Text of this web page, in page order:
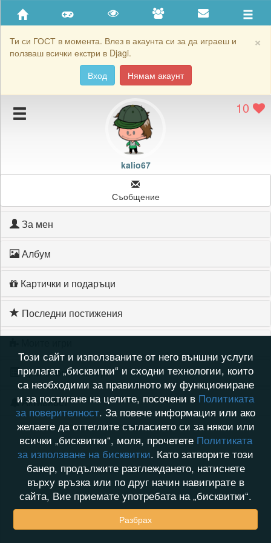
×
Ти си ГОСТ в момента. Влез в акаунта си за да играеш и
ползваш всички екстри в Djagi.
Вход
Нямам акаунт
Приятели
Хронология на игри
Подаръците на kalio67 10
kalio67
Съобщение
За мен
Албум
Картички и подаръци
Последни постижения
Хронология на игри
Активност
Този сайт и използваните от него външни услуги
прилагат „бисквитки“ и сходни технологии, които
са необходими за правилното му функциониране
и за постигане на целите, посочени в Политиката
за поверителност. За повече информация или ако
желаете да оттеглите съгласието си за някои или
всички „бисквитки“, моля, прочетете Политиката
за използване на бисквитки. Като затворите този
банер, продължите разглеждането, натиснете
върху връзка или по друг начин навигирате в
сайта, Вие приемате употребата на „бисквитки“.
Разбрах